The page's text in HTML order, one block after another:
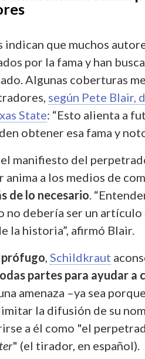
indican que muchos
por la fama y han
Algunas coberturas
según Pete Blair,
State: “Esto alienta a
obtener esa fama y
manifiesto del
a los medios de
de lo necesario .
no debería ser un
la historia”, afirmó Blair.
prófugo Schildkraut
partes para ayudar a
amenaza –ya sea
la difusión de su
a él como "el
" (el tirador, en español).